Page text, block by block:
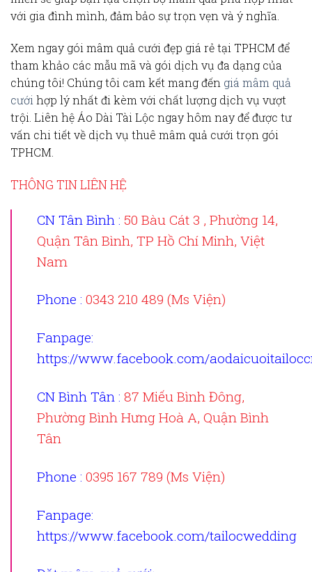
với gia đình mình, đảm bảo sự trọn vẹn và ý nghĩa.
Xem ngay gói mâm quả cưới đẹp giá rẻ tại TPHCMđể
tham khảo các mẫu mã và gói dịch vụ đa dạng của
chúng tôi! Chúng tôi cam kết mang đến giá mâm quả
cưới hợp lý nhất đi kèm với chất lượng dịch vụ vượt
trội. Liên hệ Áo Dài Tài Lộc ngay hôm nay để được tư
vấn chi tiết về dịch vụ thuê mâm quả cưới trọn gói
TPHCM.
THÔNG TIN LIÊN HỆ
CN Tân Bình : 50 Bàu Cát 3 , Phường 14,
Quận Tân Bình, TP Hồ Chí Minh, Việt
Nam
Phone : 0343 210 489 (Ms Viện)
Fanpage:
https://www.facebook.com/
CN Bình Tân : 87 Miếu Bình Đông,
Phường Bình Hưng Hoà A, Quận Bình
Tân
Phone : 0395 167 789 (Ms Viện)
Fanpage:
https://www.facebook.com/tailocwedding